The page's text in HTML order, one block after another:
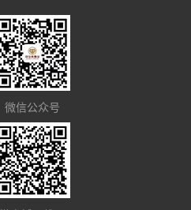
微信公众号